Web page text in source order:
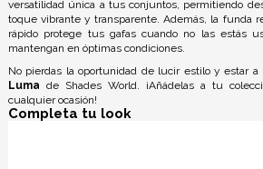
versatilidad única a tus conjuntos, permitiendo
toque vibrante y transparente. Además, la funda
rápido protege tus gafas cuando no las estás
mantengan en óptimas condiciones.
No pierdas la oportunidad de lucir estilo y estar a
Luma de Shades World. ¡Añádelas a tu
cualquier ocasión!
Completa tu look